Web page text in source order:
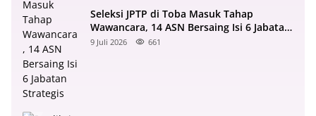
Seleksi JPTP di Toba Masuk Tahap
Wawancara, 14 ASN Bersaing Isi 6 Jabatan
Strategis
9 Juli 2026 661